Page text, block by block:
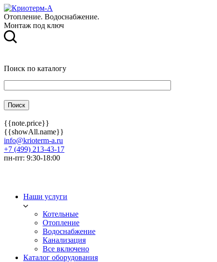
Отопление. Водоснабжение.
Монтаж под ключ
Поиск по каталогу
{{note.price}}
{{showAll.name}}
info@krioterm-a.ru
+7 (499) 213-43-17
пн-пт: 9:30-18:00
Наши услуги
Котельные
Отопление
Водоснабжение
Канализация
Все включено
Каталог оборудования